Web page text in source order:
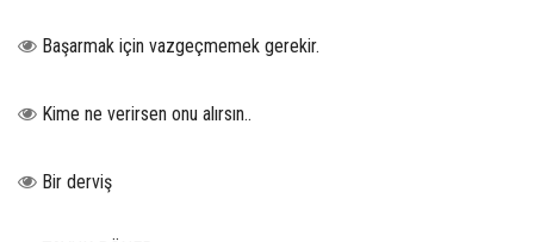
Başarmak için vazgeçmemek gerekir.
Kime ne verirsen onu alırsın..
Bir derviş